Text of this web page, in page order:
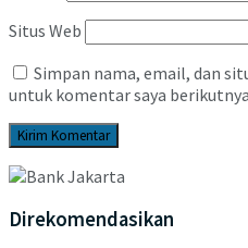
Situs Web
Simpan nama, email, dan
untuk komentar saya
Direkomendasikan